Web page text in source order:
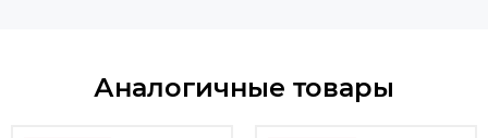
Аналогичные товары